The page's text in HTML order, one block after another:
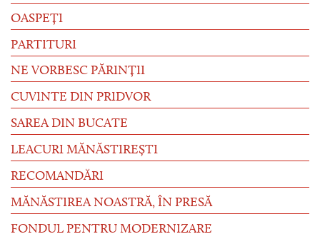
OASPEȚI
PARTITURI
NE VORBESC PĂRINȚII
CUVINTE DIN PRIDVOR
SAREA DIN BUCATE
LEACURI MĂNĂSTIREȘTI
RECOMANDĂRI
MĂNĂSTIREA NOASTRĂ, ÎN PRESĂ
FONDUL PENTRU MODERNIZARE